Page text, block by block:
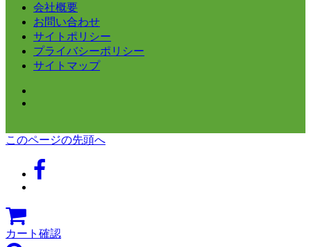
会社概要
お問い合わせ
サイトポリシー
プライバシーポリシー
サイトマップ
このページの先頭へ
カート確認